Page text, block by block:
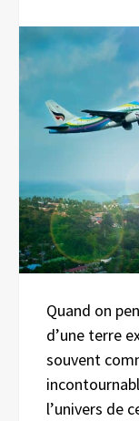
Quand on
d’une terre
souvent
l’univers de